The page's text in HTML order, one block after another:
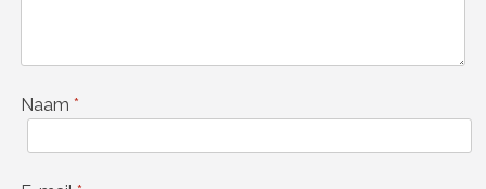
Naam *